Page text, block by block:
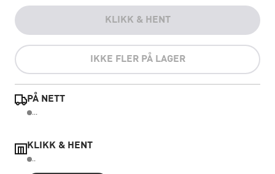
KLIKK & HENT
IKKE FLER PÅ LAGER
PÅ NETT
...
KLIKK & HENT
..